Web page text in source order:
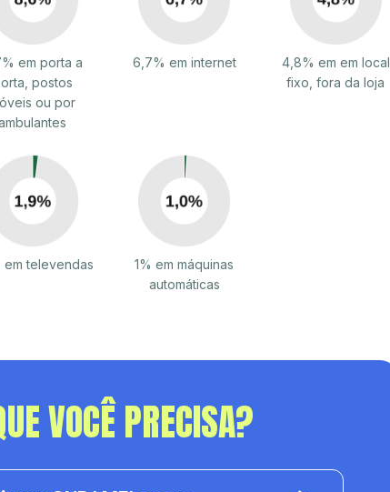
em porta a
postos
ou por
6,7% em internet
4,8% em em local
fixo, fora da loja
em televendas
1% em máquinas
automáticas
VOCÊ PRECISA?